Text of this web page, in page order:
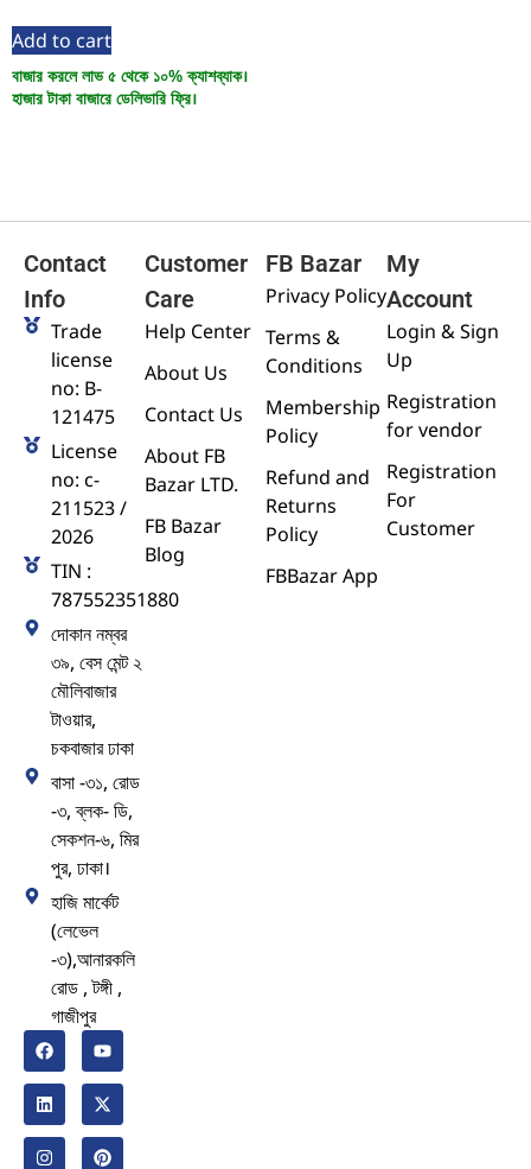
Add to cart
বাজার করলে লাভ ৫ থেকে ১০% ক্যাশব্যাক।
হাজার টাকা বাজারে ডেলিভারি ফ্রি।
Contact
Info
Trade
license
no: B-
121475
License
no: c-
211523 /
2026
TIN :
787552351880
দোকান নম্বর
৩৯, বেস মেন্ট ২
মৌলিবাজার
টাওয়ার,
চকবাজার ঢাকা
বাসা -৩১, রোড
-৩, ব্লক- ডি,
সেকশন-৬, মির
পুর, ঢাকা।
হাজি মার্কেট
(লেভেল
-৩),আনারকলি
রোড , টঙ্গী ,
গাজীপুর
Customer
Care
Help Center
About Us
Contact Us
About FB
Bazar LTD.
FB Bazar
Blog
FB Bazar
Privacy Policy
Terms &
Conditions
Membership
Policy
Refund and
Returns
Policy
FBBazar App
My
Account
Login & Sign
Up
Registration
for vendor
Registration
For
Customer